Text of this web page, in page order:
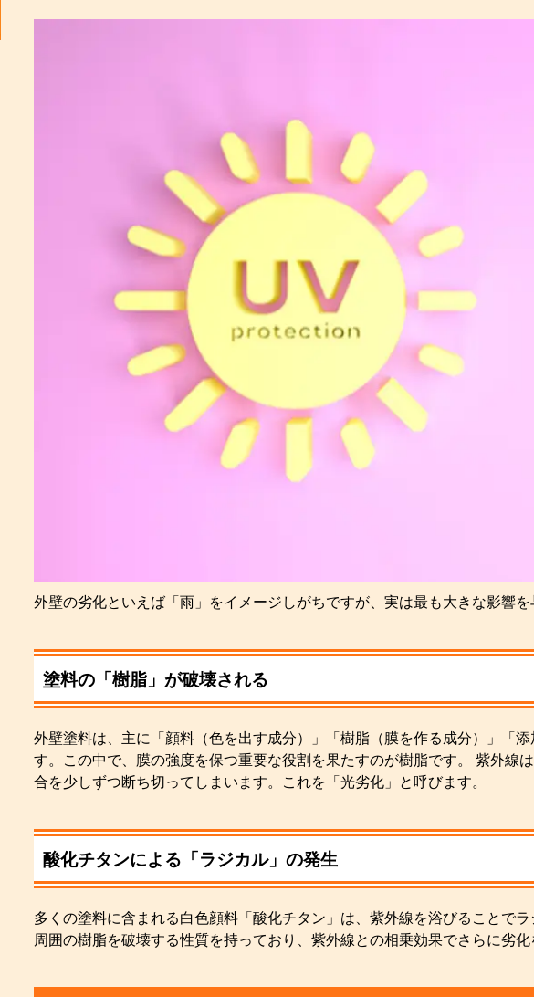
外壁の劣化といえば「雨」をイメージしがちですが、実は最も大きな影響
塗料の「樹脂」が破壊される
外壁塗料は、主に「顔料（色を出す成分）」「樹脂（膜を作る成分）」「
す。この中で、膜の強度を保つ重要な役割を果たすのが樹脂です。 紫外線
合を少しずつ断ち切ってしまいます。これを「光劣化」と呼びます。
酸化チタンによる「ラジカル」の発生
多くの塗料に含まれる白色顔料「酸化チタン」は、紫外線を浴びることで
周囲の樹脂を破壊する性質を持っており、紫外線との相乗効果でさらに劣